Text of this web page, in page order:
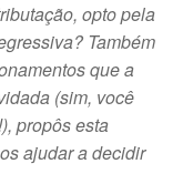
opto pela
Também
que a
(sim, você
propôs esta
ajudar a decidir